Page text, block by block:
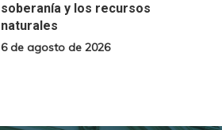
soberanía y los recursos
naturales
6 de agosto de 2026